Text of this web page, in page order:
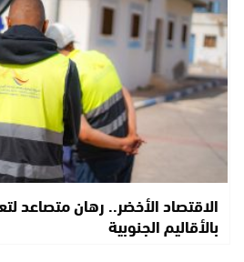
الاقتصاد الأخضر.. رهان متصاعد
بالأقاليم الجنوبية